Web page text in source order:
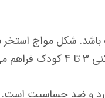
شکل مواج استخر
و ضد حساسیت